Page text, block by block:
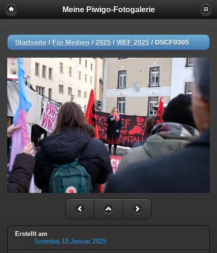
Meine Piwigo-Fotogalerie
Startseite / Für Medien / 2025 / WEF 2025 / DSCF0305
Erstellt am
Sonntag 19 Januar 2025